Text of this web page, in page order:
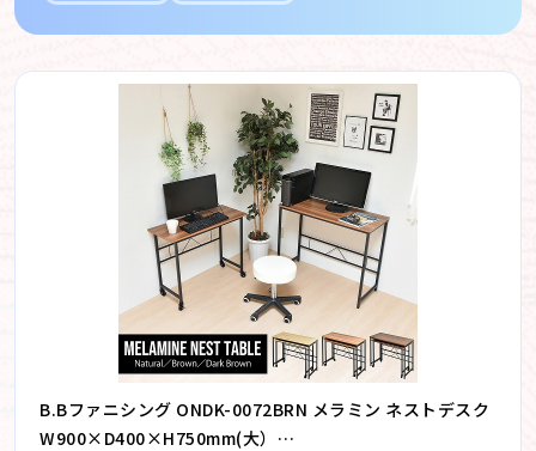
B.Bファニシング ONDK-0072BRN メラミン ネストデスク
W900×D400×H750mm(大）